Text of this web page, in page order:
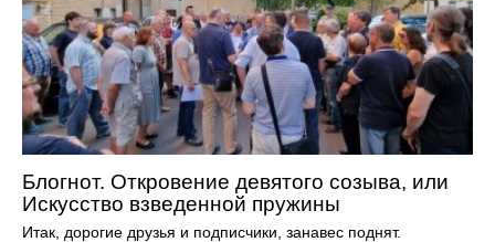
Блогнот. Откровение девятого созыва, или
Искусство взведенной пружины
Итак, дорогие друзья и подписчики, занавес поднят.